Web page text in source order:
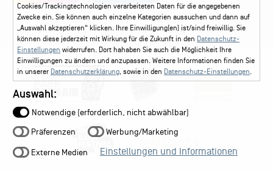
Cookies/Trackingtechnologien verarbeiteten Daten für die angegebenen
Zwecke ein. Sie können auch einzelne Kategorien aussuchen und dann auf
„Auswahl akzeptieren“ klicken. Ihre Einwilligung(en) ist/sind freiwillig. Sie
können diese jederzeit mit Wirkung für die Zukunft in den Datenschutz-
Einstellungen widerrufen. Dort hahaben Sie auch die Möglichkeit Ihre
Einwilligungen zu ändern und anzupassen. Weitere Informationen finden Sie
in unserer Datenschutzerklärung, sowie in den Datenschutz-Einstellungen.
Auswahl:
Notwendige (erforderlich, nicht abwählbar)
Präferenzen Werbung/Marketing
Externe Medien Einstellungen und Informationen